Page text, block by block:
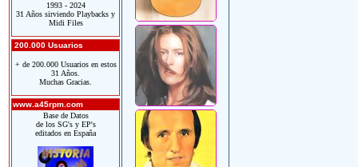
1993 - 2024
31 Años sirviendo Playbacks y
Midi Files
200.000 Usuarios
+ de 200.000 Usuarios en estos
31 Años.
Muchas Gracias.
www.a45rpm.com
Base de Datos
de los SG's y EP's
editados en España